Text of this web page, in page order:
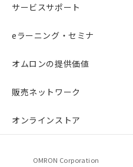
サービスサポート
eラーニング・セミナ
オムロンの提供価値
販売ネットワーク
オンラインストア
OMRON Corporation